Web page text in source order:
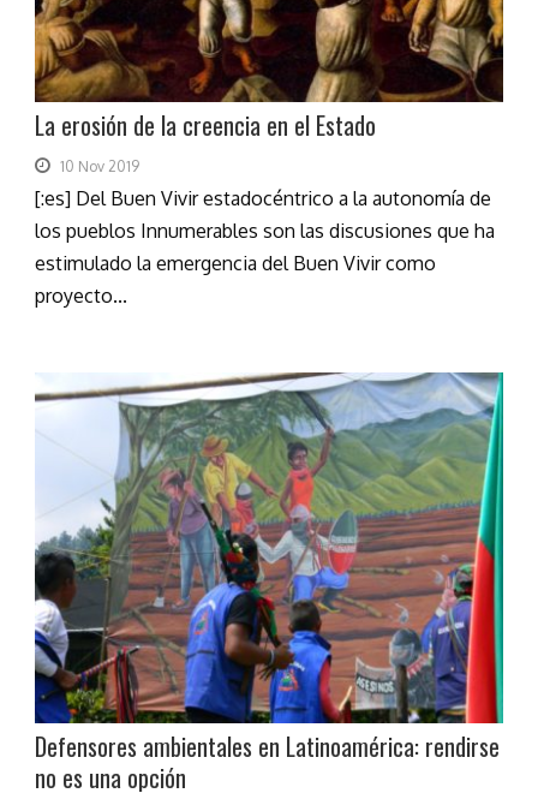
La erosión de la creencia en el Estado
10 Nov 2019
[:es] Del Buen Vivir estadocéntrico a la autonomía de
los pueblos Innumerables son las discusiones que ha
estimulado la emergencia del Buen Vivir como
proyecto...
Defensores ambientales en Latinoamérica: rendirse
no es una opción